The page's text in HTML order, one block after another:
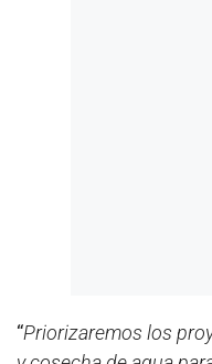
“Priorizaremos los